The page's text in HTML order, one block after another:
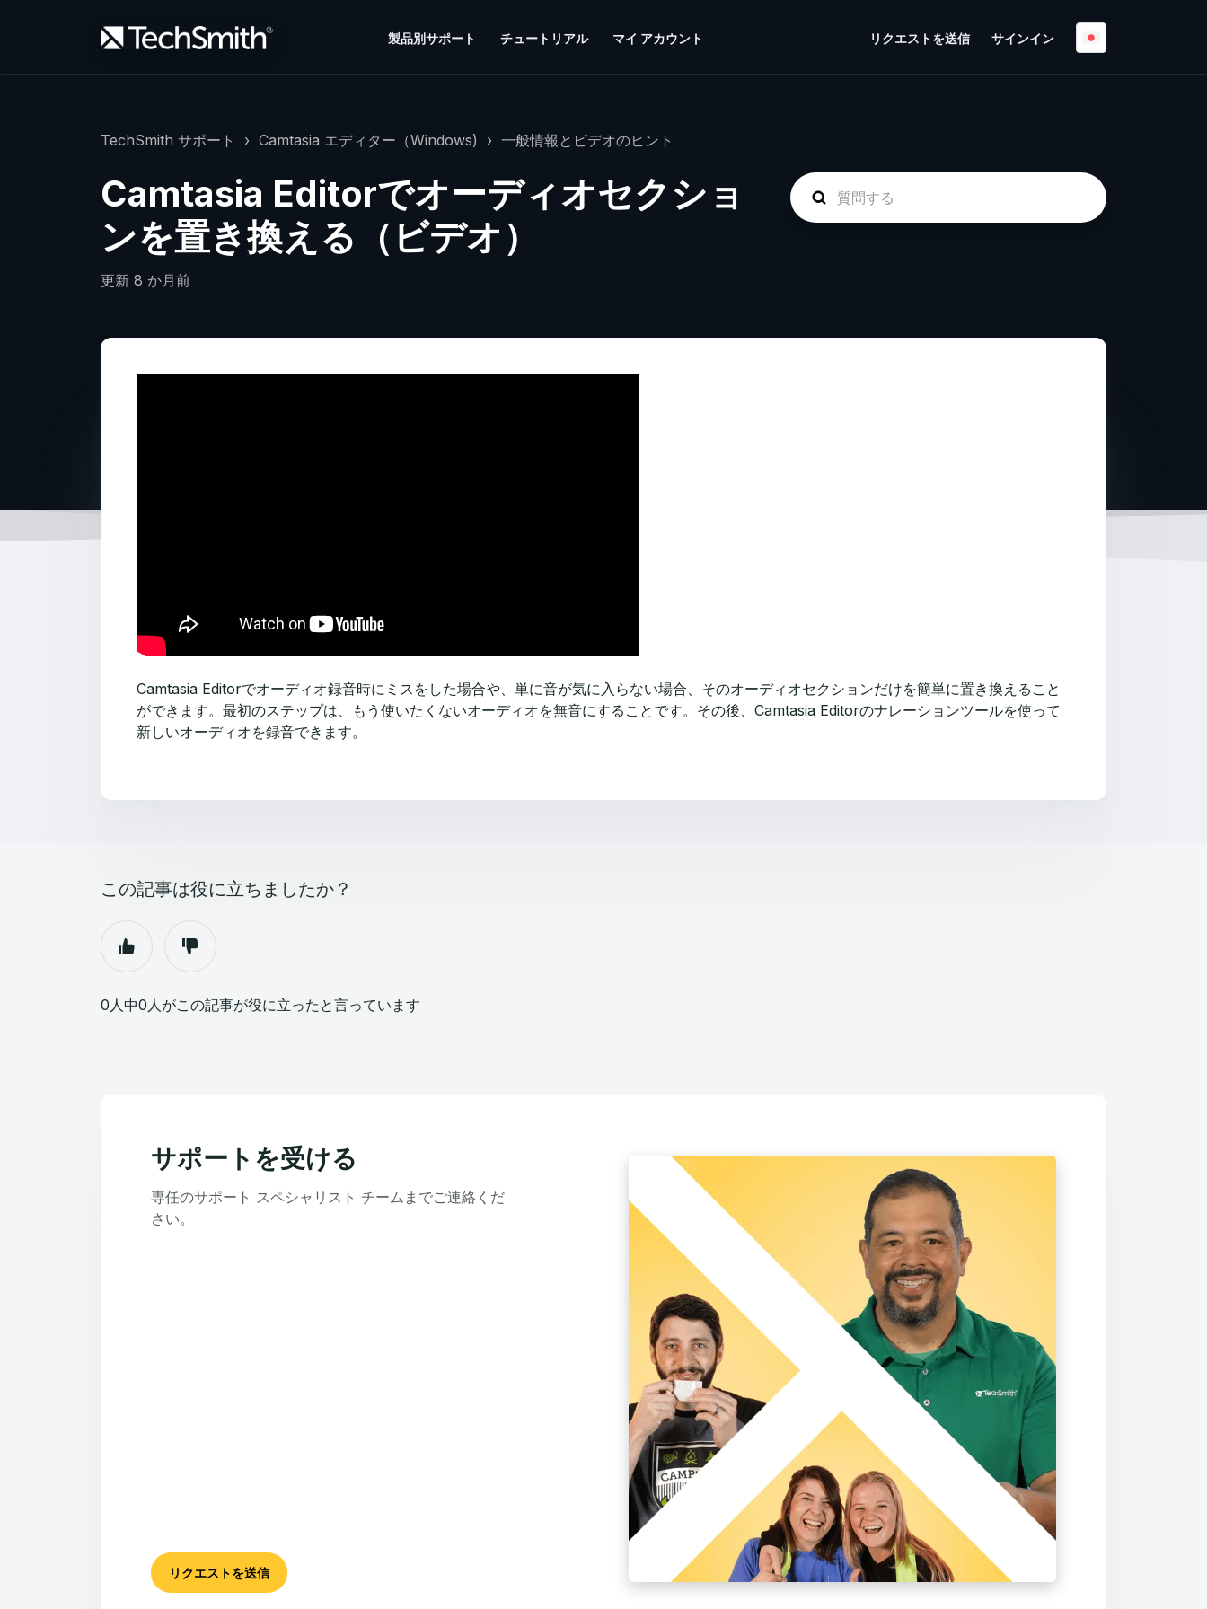
製品別サポート チュートリアル マイ アカウント リクエストを送信 サインイン
TechSmith サポート Camtasia エディター（Windows) 一般情報とビデオのヒント
Camtasia Editorでオーディオセクショ
ンを置き換える（ビデオ）
更新 8 か月前
Camtasia Editorでオーディオ録音時にミスをした場合や、単に音が気に入らない場合、そのオーディオセクションだけを簡単に置き換えること
ができます。最初のステップは、もう使いたくないオーディオを無音にすることです。その後、Camtasia Editorのナレーションツールを使って
新しいオーディオを録音できます。
この記事は役に立ちましたか？
0人中0人がこの記事が役に立ったと言っています
サポートを受ける
専任のサポート スペシャリスト チームまでご連絡くだ
さい。
リクエストを送信